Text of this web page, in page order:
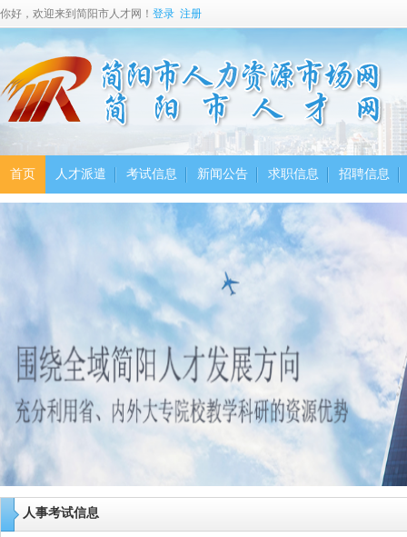
你好，欢迎来到简阳市人才网！ 登录 注册
首页 人才派遣 考试信息 新闻公告 求职信息 招聘信息
人事考试信息